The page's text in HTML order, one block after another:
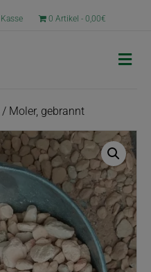
Kasse 0 Artikel 0,00€
N
a
t
i
o
n
/ Moler, gebrannt